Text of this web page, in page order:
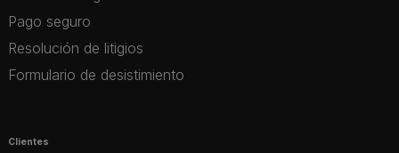
Pago seguro
Resolución de litigios
Formulario de desistimiento
Clientes